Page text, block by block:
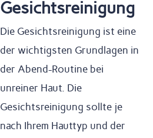
Gesichtsreinigung
Die Gesichtsreinigung ist eine
der wichtigsten Grundlagen in
der Abend-Routine bei
unreiner Haut. Die
Gesichtsreinigung sollte je
nach Ihrem Hauttyp und der